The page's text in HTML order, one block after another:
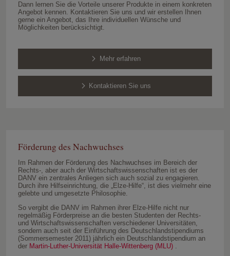
Dann lernen Sie die Vorteile unserer Produkte in einem konkreten
Angebot kennen. Kontaktieren Sie uns und wir erstellen Ihnen
gerne ein Angebot, das Ihre individuellen Wünsche und
Möglichkeiten berücksichtigt.
Mehr erfahren
Kontaktieren Sie uns
Förderung des Nachwuchses
Im Rahmen der Förderung des Nachwuchses im Bereich der
Rechts-, aber auch der Wirtschaftswissenschaften ist es der
DANV ein zentrales Anliegen sich auch sozial zu engagieren.
Durch ihre Hilfseinrichtung, die „Elze-Hilfe“, ist dies vielmehr eine
gelebte und umgesetzte Philosophie.
So vergibt die DANV im Rahmen ihrer Elze-Hilfe nicht nur
regelmäßig Förderpreise an die besten Studenten der Rechts-
und Wirtschaftswissenschaften verschiedener Universitäten,
sondern auch seit der Einführung des Deutschlandstipendiums
(Sommersemester 2011) jährlich ein Deutschlandstipendium an
der Martin-Luther-Universität Halle-Wittenberg (MLU).